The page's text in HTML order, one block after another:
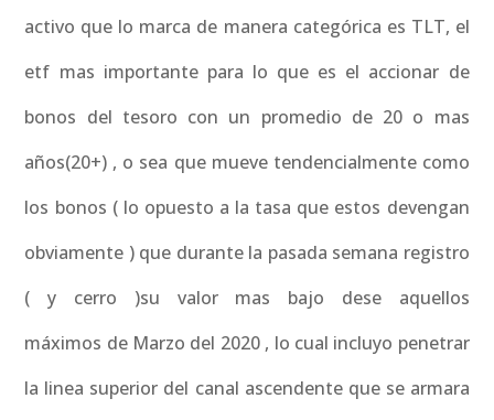
activo que lo marca de manera categórica es TLT, el
etf mas importante para lo que es el accionar de
bonos del tesoro con un promedio de 20 o mas
años(20+) , o sea que mueve tendencialmente como
los bonos ( lo opuesto a la tasa que estos devengan
obviamente ) que durante la pasada semana registro
( y cerro )su valor mas bajo dese aquellos
máximos de Marzo del 2020 , lo cual incluyo penetrar
la linea superior del canal ascendente que se armara